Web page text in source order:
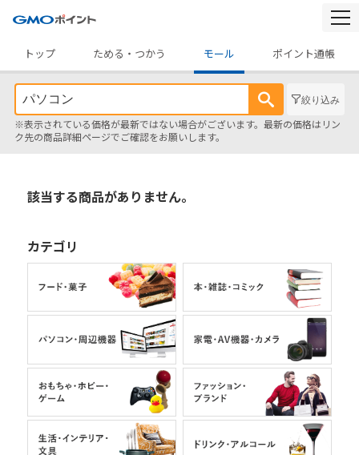
トップ
ためる・つかう モール ポイント通帳
絞り込み
※表示されている価格が最新ではない場合がございます。最新の価格はリン
ク先の商品詳細ページでご確認をお願いします。
該当する商品がありません。
カテゴリ